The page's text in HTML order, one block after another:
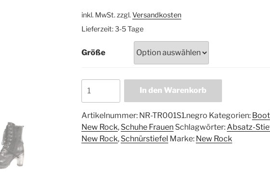
inkl. MwSt.zzgl.Versandkosten
Lieferzeit:3-5 Tage
Größe
In den Warenkorb
Artikelnummer: NR-TR001S1.negro Kategorien:
New Rock, Schuhe Frauen Schlagwörter: Absatz-
New Rock, Schnürstiefel Marke: New Rock